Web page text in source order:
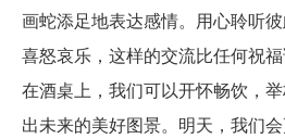
画蛇添足地表达感情。用心聆听
喜怒哀乐，这样的交流比任何祝福
在酒桌上，我们可以开怀畅饮，
出未来的美好图景。明天，我们